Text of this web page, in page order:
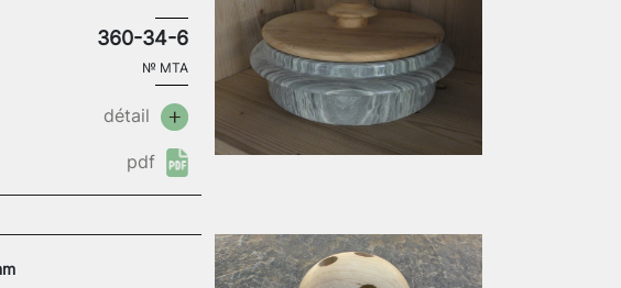
360-34-6
№ MTA
détail
pdf